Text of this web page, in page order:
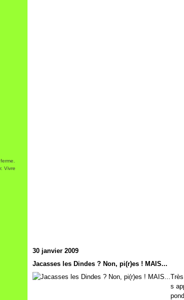
Vivre
30 janvier 2009
Jacasses les Dindes ? Non, pi(r)es ! MAIS...
s